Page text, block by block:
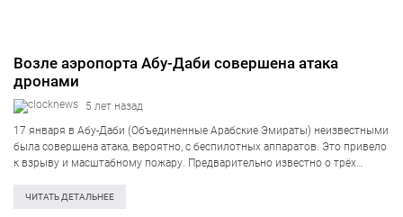
Возле аэропорта Абу-Даби совершена атака
дронами
5 лет назад
17 января в Абу-Даби (Объединенные Арабские Эмираты) неизвестными
была совершена атака, вероятно, с беспилотных аппаратов. Это привело
к взрыву и масштабному пожару. Предварительно известно о трёх
человека погибли и шесть…
ЧИТАТЬ ДЕТАЛЬНЕЕ